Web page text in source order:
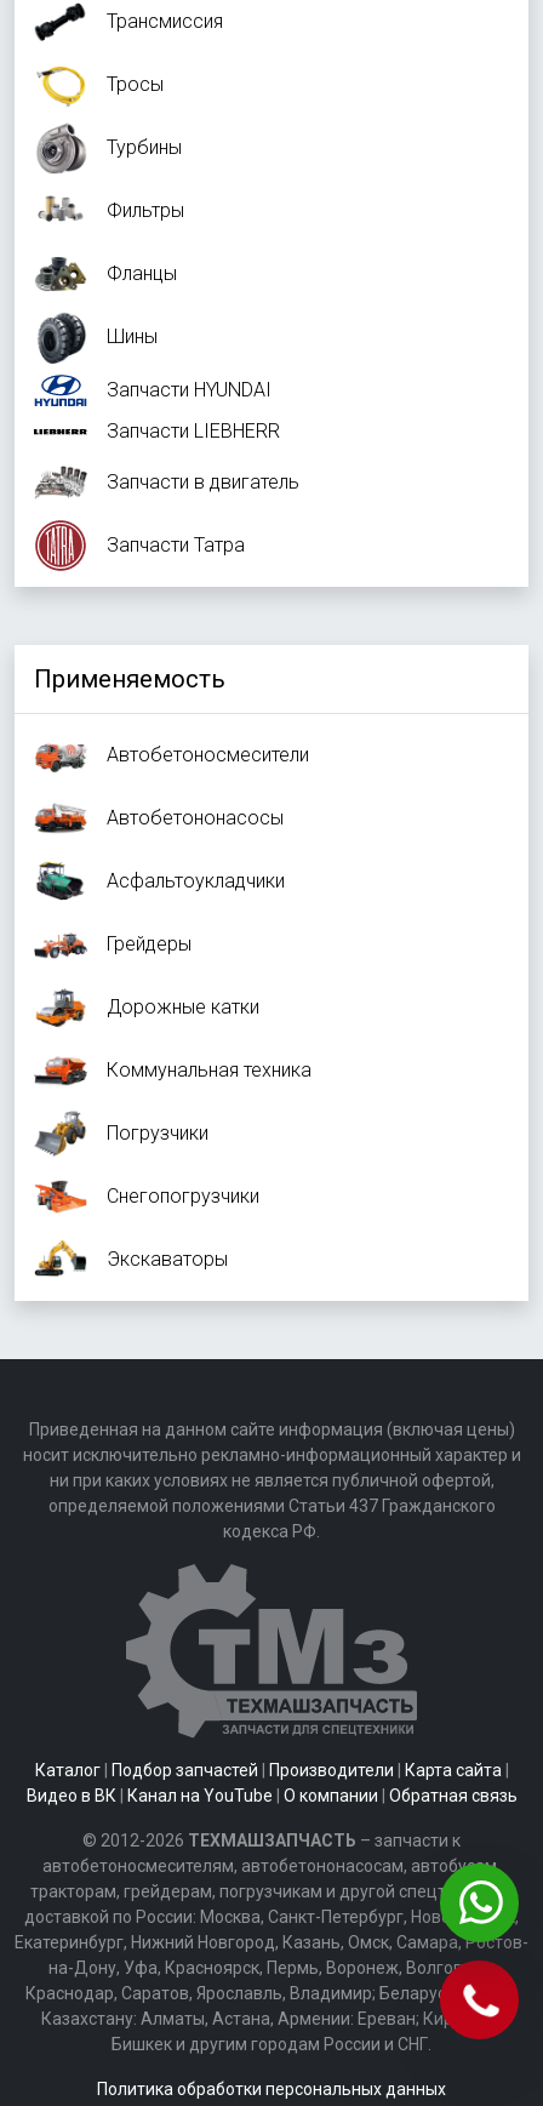
Трансмиссия
Тросы
Турбины
Фильтры
Фланцы
Шины
Запчасти HYUNDAI
Запчасти LIEBHERR
Запчасти в двигатель
Запчасти Татра
Применяемость
Автобетоносмесители
Автобетононасосы
Асфальтоукладчики
Грейдеры
Дорожные катки
Коммунальная техника
Погрузчики
Снегопогрузчики
Экскаваторы
Приведенная на данном сайте информация (включая цены)
носит исключительно рекламно-информационный характер и
ни при каких условиях не является публичной офертой,
определяемой положениями Статьи 437 Гражданского
кодекса РФ.
Каталог| Подбор запчастей Производители Карта сайта|
Видео в ВК| Канал на YouTube О компании Обратная связь
© 2012-2026 ТЕХМАШЗАПЧАСТЬ – запчасти к
автобетоносмесителям, автобетононасосам, автобусам,
тракторам, грейдерам, погрузчикам и другой спецтехнике с
доставкой по России: Москва, Санкт-Петербург, Новосибирск,
Екатеринбург, Нижний Новгород, Казань, Омск, Самара, Ростов-
на-Дону, Уфа, Красноярск, Пермь, Воронеж, Волгоград,
Краснодар, Саратов, Ярославль, Владимир; Беларуси: Минск;
Казахстану: Алматы, Астана, Армении: Ереван; Киргизии:
Бишкек и другим городам России и СНГ.
Политика обработки персональных данных